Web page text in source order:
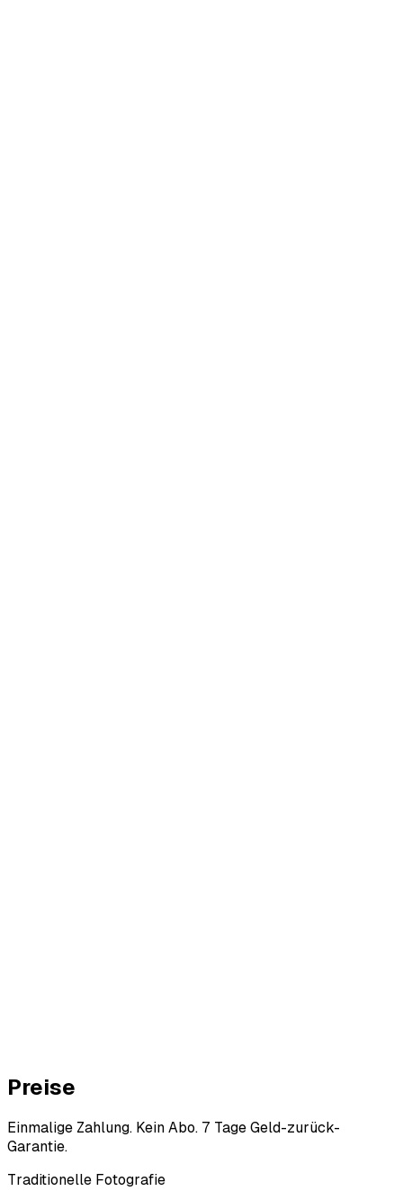
Preise
Einmalige Zahlung. Kein Abo. 7 Tage Geld-zurück-
Garantie.
Traditionelle Fotografie